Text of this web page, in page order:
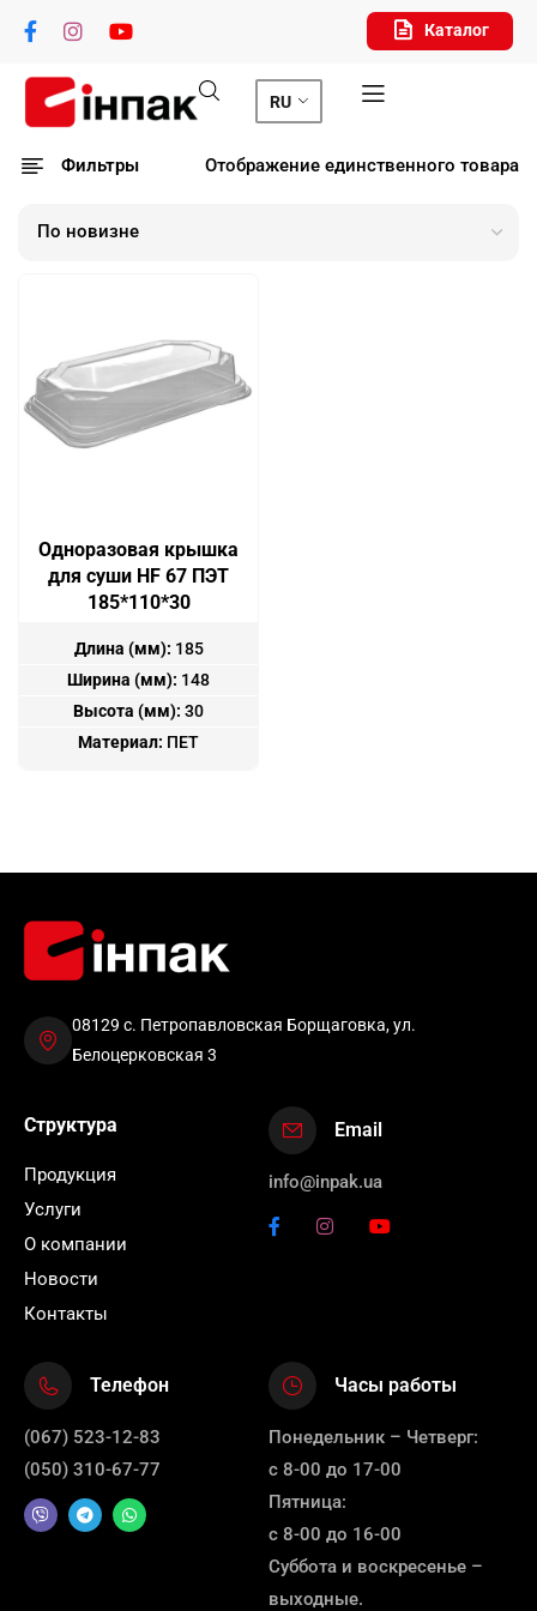
Каталог
RU
Фильтры Отображение единственного товара
Одноразовая крышка
для суши HF 67 ПЭТ
185*110*30
Длина (мм): 185
Ширина (мм): 148
Высота (мм): 30
Материал: ПЕТ
08129 с. Петропавловская Борщаговка, ул.
Белоцерковская 3
Структура
Продукция
Услуги
О компании
Новости
Контакты
Email
info@inpak.ua
Телефон
(067) 523-12-83
(050) 310-67-77
Часы работы
Понедельник – Четверг:
с 8-00 до 17-00
Пятница:
с 8-00 до 16-00
Суббота и воскресенье –
выходные.